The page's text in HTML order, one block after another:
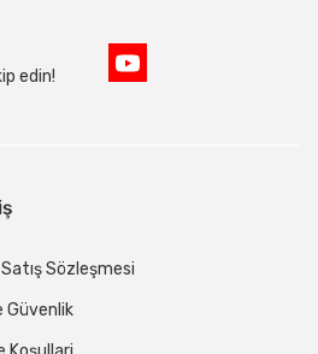
edin!
Sözleşmesi
Güvenlik